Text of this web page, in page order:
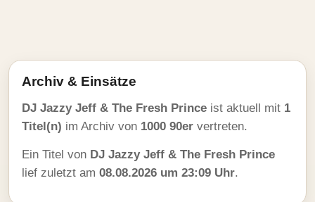
Archiv & Einsätze
DJ Jazzy Jeff & The Fresh Prince ist aktuell mit 1
Titel(n) im Archiv von 1000 90er vertreten.
Ein Titel von DJ Jazzy Jeff & The Fresh Prince
lief zuletzt am 08.08.2026 um 23:09 Uhr.